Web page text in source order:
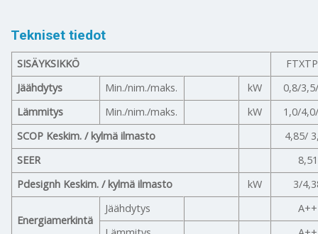
Tekniset tiedot
SISÄYKSIKKÖ
Jäähdytys
Min./nim./maks. kW
0,8/
Lämmitys
Min./nim./maks. kW
1,0/
SCOP Keskim. / kylmä ilmasto
4,85/
SEER
8,51
Pdesignh Keskim. / kylmä ilmasto
kW 3/
Energiamerkintä
Jäähdytys
A++